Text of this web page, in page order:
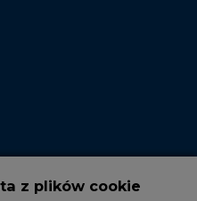
z plików cookie